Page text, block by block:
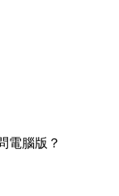
電腦版？